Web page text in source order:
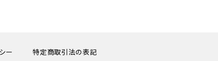
ー 特定商取引法の表記